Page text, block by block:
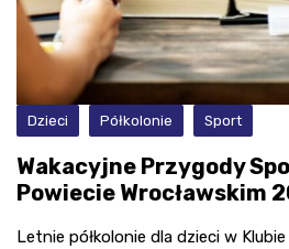
Dzieci Półkolonie Sport
Wakacyjne Przygody
Powiecie Wrocławskim
Letnie półkolonie dla dzieci w